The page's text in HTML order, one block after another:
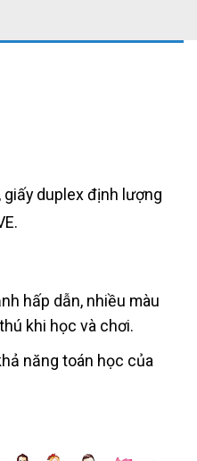
giấy duplex định lượng
hấp dẫn, nhiều màu
khi học và chơi.
năng toán học của